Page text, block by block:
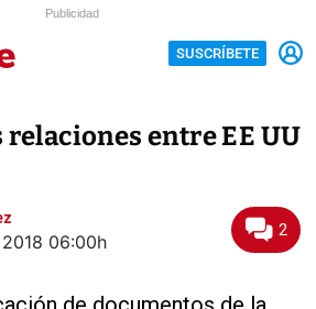
Publicidad
SUSCRÍBETE
relaciones entre EE UU
06:00h
2